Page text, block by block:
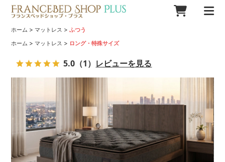
ホーム > マットレス >ふつう
ホーム > マットレス > ロング・特殊サイズ
5.0 （1） レビューを見る